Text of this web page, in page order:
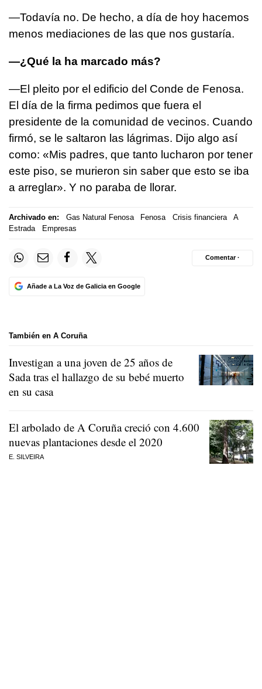
—Todavía no. De hecho, a día de hoy hacemos
menos mediaciones de las que nos gustaría.
—¿Qué la ha marcado más?
—El pleito por el edificio del Conde de Fenosa.
El día de la firma pedimos que fuera el
presidente de la comunidad de vecinos. Cuando
firmó, se le saltaron las lágrimas. Dijo algo así
como: «Mis padres, que tanto lucharon por tener
este piso, se murieron sin saber que esto se iba
a arreglar». Y no paraba de llorar.
Archivado en: Gas Natural Fenosa Fenosa Crisis financiera
A
Estrada
Empresas
Añade a La Voz de Galicia en Google
Comentar ·
También en A Coruña
Investigan a una joven de 25 años de
Sada tras el hallazgo de su bebé muerto
en su casa
El arbolado de A Coruña creció con 4.600
nuevas plantaciones desde el 2020
E. SILVEIRA